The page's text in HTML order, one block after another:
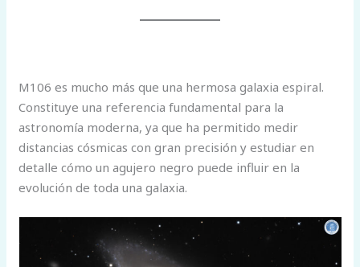
M106 es mucho más que una hermosa galaxia espiral.
Constituye una referencia fundamental para la
astronomía moderna, ya que ha permitido medir
distancias cósmicas con gran precisión y estudiar en
detalle cómo un agujero negro puede influir en la
evolución de toda una galaxia.